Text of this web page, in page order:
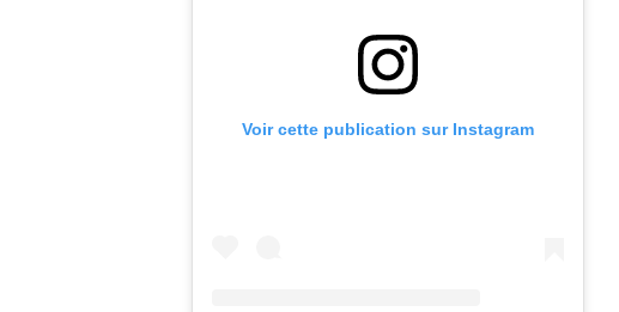
Voir cette publication sur Instagram